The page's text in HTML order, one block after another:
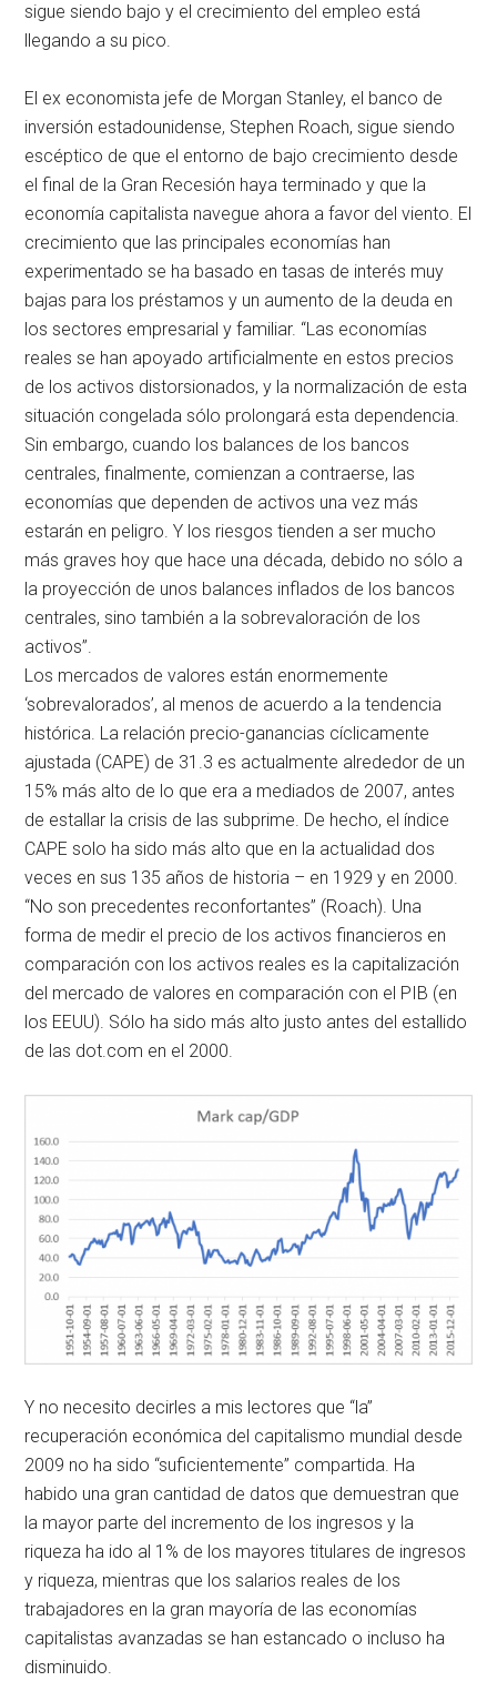
sigue siendo bajo y el crecimiento del empleo está
llegando a su pico.
El ex economista jefe de Morgan Stanley, el banco de
inversión estadounidense, Stephen Roach, sigue siendo
escéptico de que el entorno de bajo crecimiento desde
el final de la Gran Recesión haya terminado y que la
economía capitalista navegue ahora a favor del viento. El
crecimiento que las principales economías han
experimentado se ha basado en tasas de interés muy
bajas para los préstamos y un aumento de la deuda en
los sectores empresarial y familiar. “Las economías
reales se han apoyado artificialmente en estos precios
de los activos distorsionados, y la normalización de esta
situación congelada sólo prolongará esta dependencia.
Sin embargo, cuando los balances de los bancos
centrales, finalmente, comienzan a contraerse, las
economías que dependen de activos una vez más
estarán en peligro. Y los riesgos tienden a ser mucho
más graves hoy que hace una década, debido no sólo a
la proyección de unos balances inflados de los bancos
centrales, sino también a la sobrevaloración de los
activos”.
Los mercados de valores están enormemente
‘sobrevalorados’, al menos de acuerdo a la tendencia
histórica. La relación precio-ganancias cíclicamente
ajustada (CAPE) de 31.3 es actualmente alrededor de un
15% más alto de lo que era a mediados de 2007, antes
de estallar la crisis de las subprime. De hecho, el índice
CAPE solo ha sido más alto que en la actualidad dos
veces en sus 135 años de historia – en 1929 y en 2000.
“No son precedentes reconfortantes” (Roach). Una
forma de medir el precio de los activos financieros en
comparación con los activos reales es la capitalización
del mercado de valores en comparación con el PIB (en
los EEUU). Sólo ha sido más alto justo antes del estallido
de las dot.com en el 2000.
Y no necesito decirles a mis lectores que “la”
recuperación económica del capitalismo mundial desde
2009 no ha sido “suficientemente” compartida. Ha
habido una gran cantidad de datos que demuestran que
la mayor parte del incremento de los ingresos y la
riqueza ha ido al 1% de los mayores titulares de ingresos
y riqueza, mientras que los salarios reales de los
trabajadores en la gran mayoría de las economías
capitalistas avanzadas se han estancado o incluso ha
disminuido.